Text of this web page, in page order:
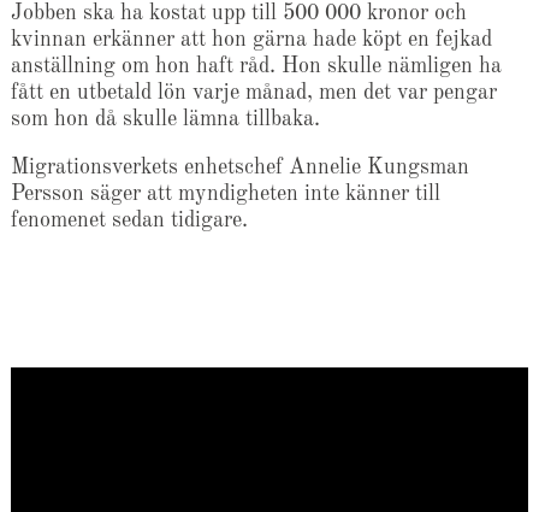
Jobben ska ha kostat upp till 500 000 kronor och
kvinnan erkänner att hon gärna hade köpt en fejkad
anställning om hon haft råd. Hon skulle nämligen ha
fått en utbetald lön varje månad, men det var pengar
som hon då skulle lämna tillbaka.
Migrationsverkets enhetschef Annelie Kungsman
Persson säger att myndigheten inte känner till
fenomenet sedan tidigare.